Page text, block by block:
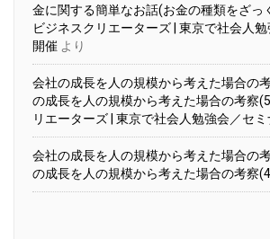
金に関する簡単なお話(お金の種類をざっ
ビジネスクリエーターズ | 東京で社会人
開催 より
会社の成長を人の規模から考えた場合の
の成長を人の規模から考えた場合の考察
リエーターズ | 東京で社会人勉強会／セ
会社の成長を人の規模から考えた場合の
の成長を人の規模から考えた場合の考察